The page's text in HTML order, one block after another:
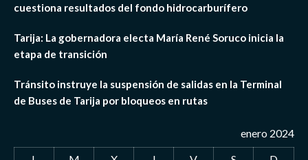
cuestiona resultados del fondo hidrocarburífero
Tarija: La gobernadora electa María René Soruco inicia la
etapa de transición
Tránsito instruye la suspensión de salidas en la Terminal
de Buses de Tarija por bloqueos en rutas
enero 2024